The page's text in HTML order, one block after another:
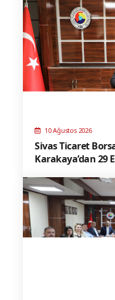
10 Ağustos 2026
Sivas Ticaret
Karakaya’dan 29